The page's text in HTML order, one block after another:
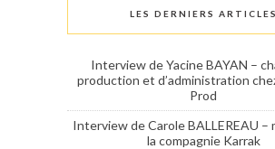
LES DERNIERS ARTICLES
Interview de Yacine BAYAN –
production et d’administration
Prod
Interview de Carole BALLEREAU –
la compagnie Karrak